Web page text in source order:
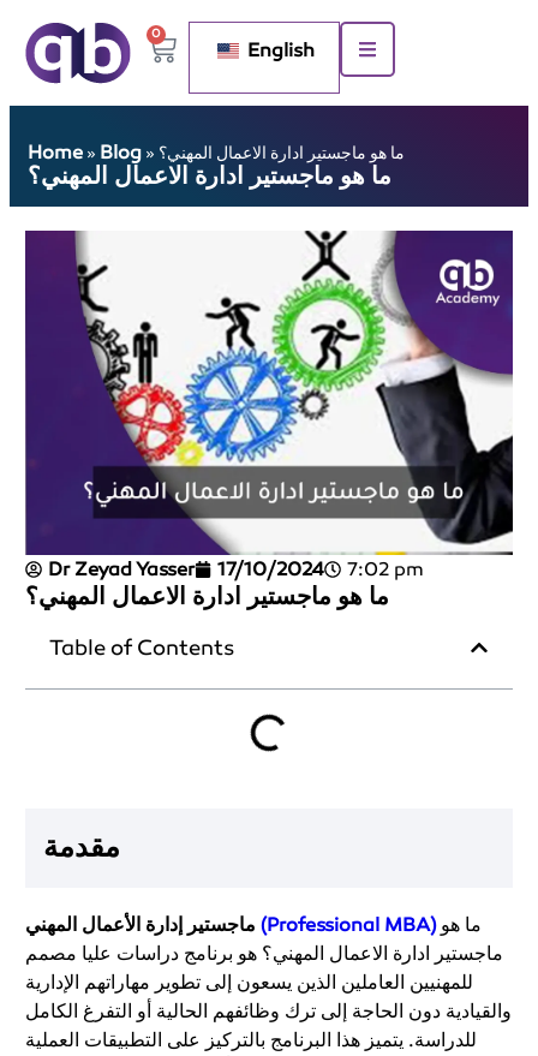
0
English
Home » Blog » ما هو ماجستير ادارة الاعمال المهني؟
ما هو ماجستير ادارة الاعمال المهني؟
Dr Zeyad Yasser 17/10/2024 7:02 pm
ما هو ماجستير ادارة الاعمال المهني؟
Table of Contents
مقدمة
ماجستير إدارة الأعمال المهني (Professional MBA)ما هو
ماجستير ادارة الاعمال المهني؟ هو برنامج دراسات عليا مصمم
للمهنيين العاملين الذين يسعون إلى تطوير مهاراتهم الإدارية
والقيادية دون الحاجة إلى ترك وظائفهم الحالية أو التفرغ الكامل
للدراسة. يتميز هذا البرنامج بالتركيز على التطبيقات العملية